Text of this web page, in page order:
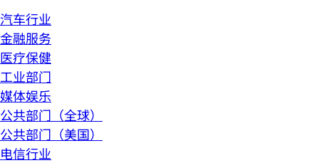
汽车行业
金融服务
医疗保健
工业部门
媒体娱乐
公共部门（全球）
公共部门（美国）
电信行业